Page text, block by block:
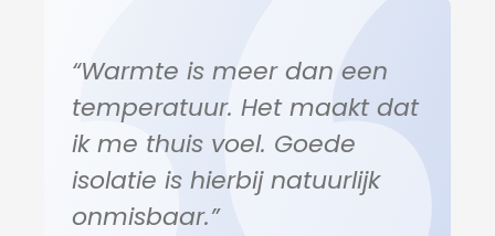
“Warmte is meer dan een
temperatuur. Het maakt dat
ik me thuis voel. Goede
isolatie is hierbij natuurlijk
onmisbaar.”